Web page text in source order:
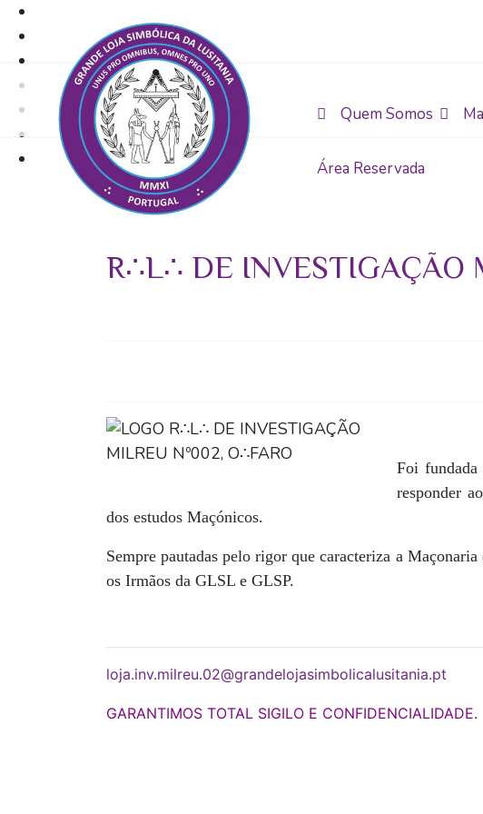
Quem Somos
Área Reservada
R∴L∴ DE INVESTIGAÇÃO
Foi
responder
dos estudos Maçónicos.
Sempre pautadas pelo rigor que caracteriza a
os Irmãos da GLSL e GLSP.
loja.inv.milreu.02@grandelojasimbolicalusitania.pt
GARANTIMOS TOTAL SIGILO E CONFIDENCIALIDADE.